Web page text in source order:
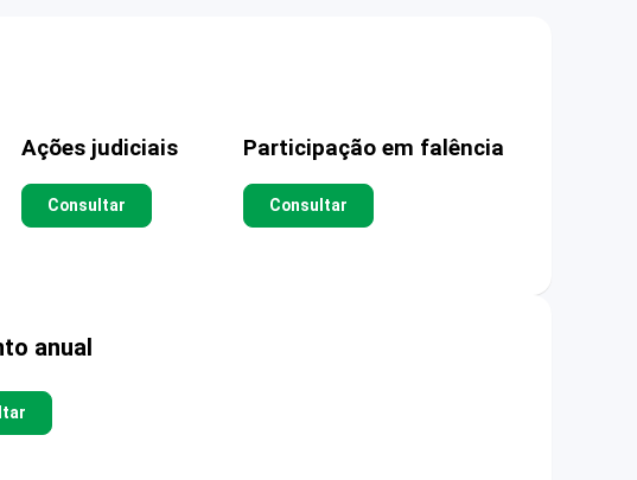
Ações judiciais
Consultar
Participação em falência
Consultar
anual